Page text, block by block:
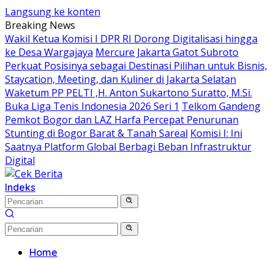
Langsung ke konten
Breaking News
Wakil Ketua Komisi I DPR RI Dorong Digitalisasi hingga
ke Desa Wargajaya Mercure Jakarta Gatot Subroto
Perkuat Posisinya sebagai Destinasi Pilihan untuk Bisnis,
Staycation, Meeting, dan Kuliner di Jakarta Selatan
Waketum PP PELTI ,H. Anton Sukartono Suratto, M.Si.
Buka Liga Tenis Indonesia 2026 Seri 1 Telkom Gandeng
Pemkot Bogor dan LAZ Harfa Percepat Penurunan
Stunting di Bogor Barat & Tanah Sareal Komisi I: Ini
Saatnya Platform Global Berbagi Beban Infrastruktur
Digital
Indeks
Home